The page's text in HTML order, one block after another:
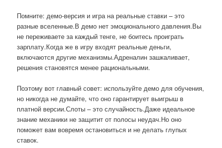
Помните: демо-версия и игра на реальные ставки – это
разные вселенные.В демо нет эмоционального давления.Вы
не переживаете за каждый тенге, не боитесь проиграть
зарплату.Когда же в игру входят реальные деньги,
включаются другие механизмы.Адреналин зашкаливает,
решения становятся менее рациональными.
Поэтому вот главный совет: используйте демо для обучения,
но никогда не думайте, что оно гарантирует выигрыш в
платной версии.Слоты – это случайность.Даже идеальное
знание механики не защитит от полосы неудач.Но оно
поможет вам вовремя остановиться и не делать глупых
ставок.